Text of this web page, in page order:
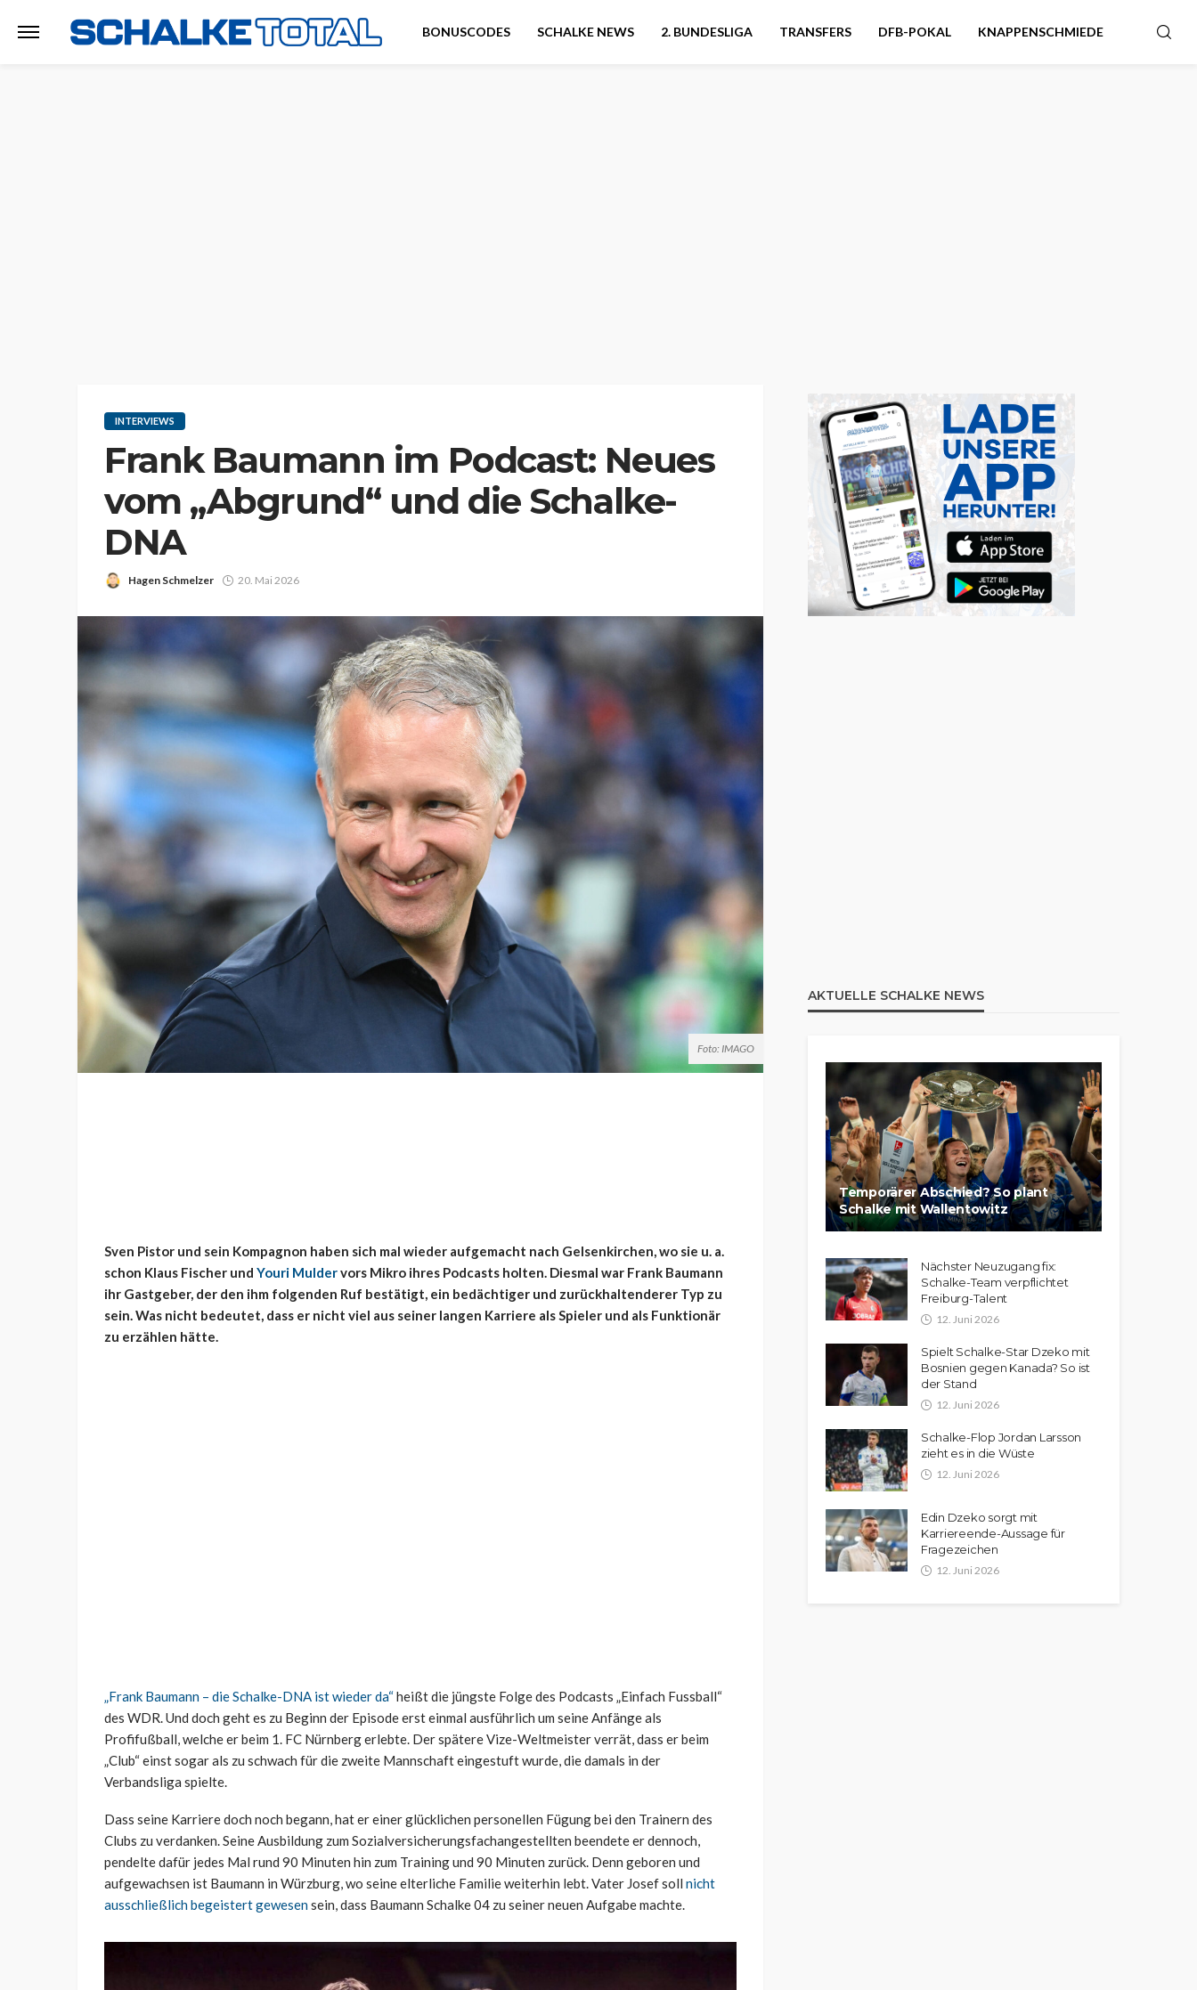
BONUSCODES SCHALKE NEWS 2. BUNDESLIGA TRANSFERS DFB-POKAL KNAPPENSCHMIEDE
INTERVIEWS
Frank Baumann im Podcast: Neues
vom „Abgrund“ und die Schalke-
DNA
Hagen Schmelzer 20. Mai 2026
Foto: IMAGO
Sven Pistor und sein Kompagnon haben sich mal wieder aufgemacht nach Gelsenkirchen, wo sie u. a.
schon Klaus Fischer und Youri Muldervors Mikro ihres Podcasts holten. Diesmal war Frank Baumann
ihr Gastgeber, der den ihm folgenden Ruf bestätigt, ein bedächtiger und zurückhaltenderer Typ zu
sein. Was nicht bedeutet, dass er nicht viel aus seiner langen Karriere als Spieler und als Funktionär
zu erzählen hätte.
„Frank Baumann – die Schalke-DNA ist wieder da“heißt die jüngste Folge des Podcasts „Einfach Fussball“
des WDR. Und doch geht es zu Beginn der Episode erst einmal ausführlich um seine Anfänge als
Profifußball, welche er beim 1. FC Nürnberg erlebte. Der spätere Vize-Weltmeister verrät, dass er beim
„Club“ einst sogar als zu schwach für die zweite Mannschaft eingestuft wurde, die damals in der
Verbandsliga spielte.
Dass seine Karriere doch noch begann, hat er einer glücklichen personellen Fügung bei den Trainern des
Clubs zu verdanken. Seine Ausbildung zum Sozialversicherungsfachangestellten beendete er dennoch,
pendelte dafür jedes Mal rund 90 Minuten hin zum Training und 90 Minuten zurück. Denn geboren und
aufgewachsen ist Baumann in Würzburg, wo seine elterliche Familie weiterhin lebt. Vater Josef soll nicht
ausschließlich begeistert gewesensein, dass Baumann Schalke 04 zu seiner neuen Aufgabe machte.
AKTUELLE SCHALKE NEWS
Temporärer Abschied? So plant
Schalke mit Wallentowitz
Nächster Neuzugang fix:
Schalke-Team verpflichtet
Freiburg-Talent
12. Juni 2026
Spielt Schalke-Star Dzeko mit
Bosnien gegen Kanada? So ist
der Stand
12. Juni 2026
Schalke-Flop Jordan Larsson
zieht es in die Wüste
12. Juni 2026
Edin Dzeko sorgt mit
Karriereende-Aussage für
Fragezeichen
12. Juni 2026